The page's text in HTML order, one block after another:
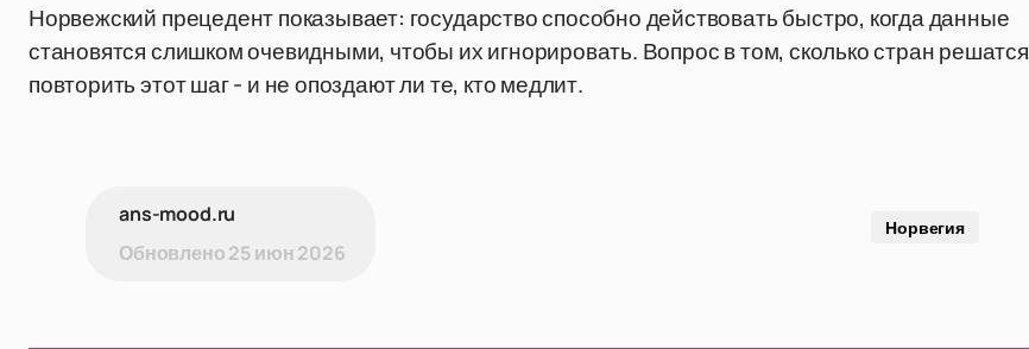
Норвежский прецедент показывает: государство способно действовать быстро, когда данные
становятся слишком очевидными, чтобы их игнорировать. Вопрос в том, сколько стран решатся
повторить этот шаг - и не опоздают ли те, кто медлит.
ans-mood.ru
Обновлено25 июн 2026
Норвегия